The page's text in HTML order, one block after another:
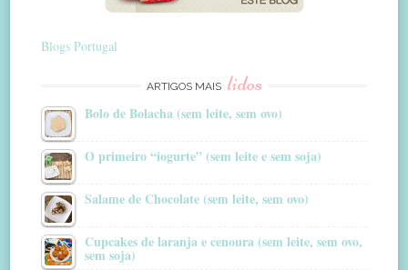
Blogs Portugal
ARTIGOS MAIS lidos
Bolo de Bolacha (sem leite, sem ovo)
O primeiro “iogurte” (sem leite e sem soja)
Salame de Chocolate (sem leite, sem ovo)
Cupcakes de laranja e cenoura (sem leite, sem ovo,
sem soja)